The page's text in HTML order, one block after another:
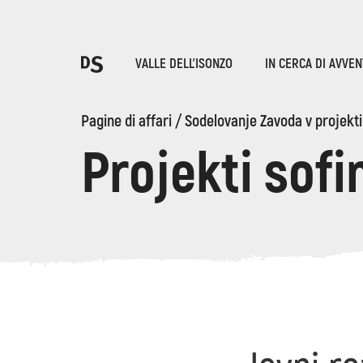
VALLE DELL'ISONZO IN CERCA DI
Pagine di affari /Sodelovanje Zavoda v
ProjektiLE GOLE DI TOLMIN